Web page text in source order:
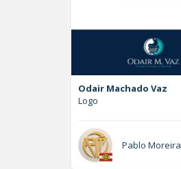
Odair Machado Vaz
Logo
Pablo Moreira